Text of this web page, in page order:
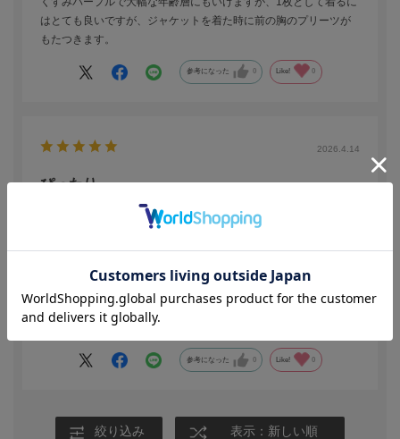
はとても良いですが、ジャケットを着た時に前の胸のプリーツが
もたつきます。
参考になった 0 Like! 0
2026.4.14
ぴったり
／サイズ：M
グリーン
年代:60代 身長:161～165cm 体型:ふつう
肌寒い春先の服を探していました。まさにぴったりでした。
参考になった 0 Like! 0
絞り込み 表示：新しい順